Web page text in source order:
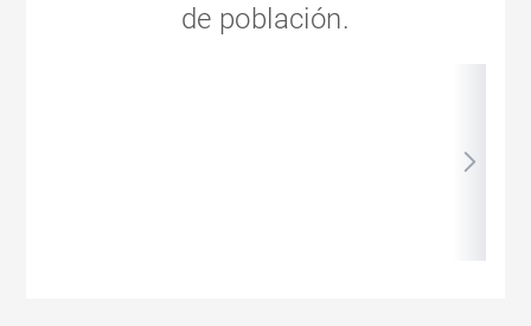
de población.